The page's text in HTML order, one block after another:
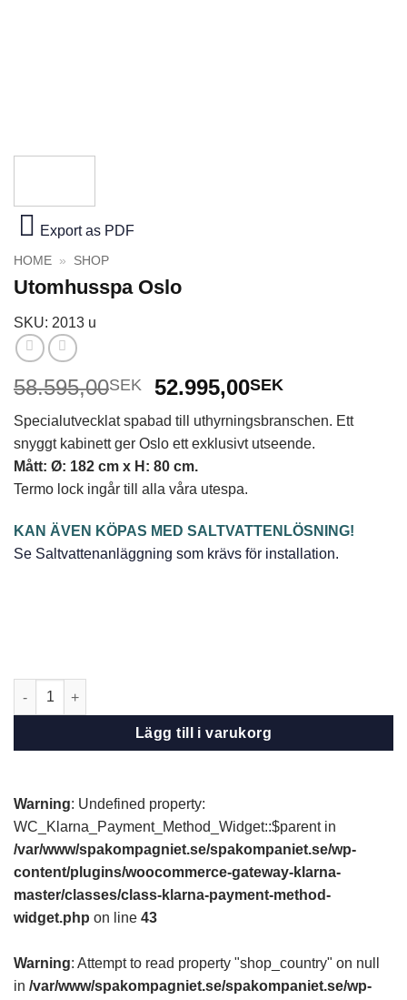
Export as PDF
HOME » SHOP
Utomhusspa Oslo
SKU: 2013 u
58.595,00SEK
Det
priset
var:
58.595,00
SEK.
52.995,00SEKDet
priset
är:
Specialutvecklat spabad till uthyrningsbranschen. Ett
snyggt kabinett ger Oslo ett exklusivt utseende.
Mått: Ø: 182 cm x H: 80 cm.
Termo lock ingår till alla våra utespa.
KAN ÄVEN KÖPAS MED SALTVATTENLÖSNING!
Se Saltvattenanläggning som krävs för installation.
Utomhusspa Oslo mängd
Lägg till i varukorg
Warning: Undefined property:
WC_Klarna_Payment_Method_Widget::$parent in
/var/www/spakompagniet.se/spakompaniet.se/wp-
content/plugins/woocommerce-gateway-klarna-
master/classes/class-klarna-payment-method-
widget.php on line 43
Warning: Attempt to read property "shop_country" on null
in /var/www/spakompagniet.se/spakompaniet.se/wp-